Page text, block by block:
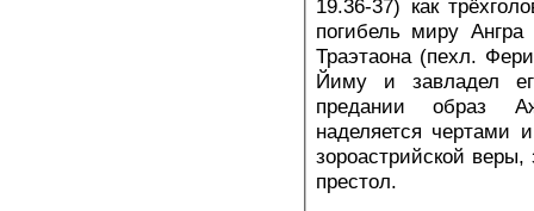
19.36-37) как
погибель миру
Траэтаона (пехл.
Йиму и завладел
предании образ
наделяется чертами
зороастрийской
престол.